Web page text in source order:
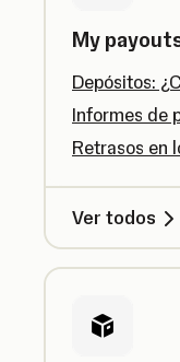
My
Depósitos:
Informes de
Retrasos en
Ver todos